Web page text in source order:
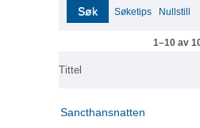
Søk Søketips Nullstill
1–10 av
Tittel
Sancthansnatten